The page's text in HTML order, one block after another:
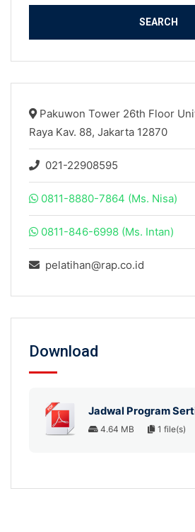
Pakuwon Tower 26th Floor
Raya Kav. 88, Jakarta 12870
021-22908595
0811-8880-7864 (Ms. Nisa)
0811-846-6998 (Ms. Intan)
pelatihan@rap.co.id
Download
Jadwal Program
4.64 MB 1 file(s)